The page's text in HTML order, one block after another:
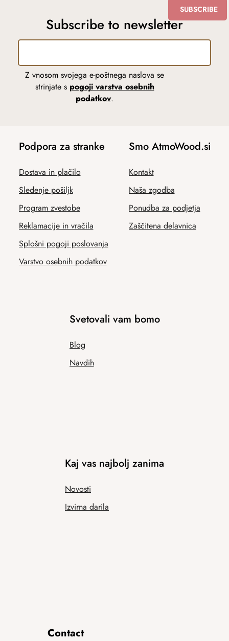
Subscribe to newsletter
Z vnosom svojega e-poštnega naslova se
strinjate s pogoji varstva osebnih
podatkov.
SUBSCRIBE
Podpora za stranke
Dostava in plačilo
Sledenje pošiljk
Program zvestobe
Reklamacije in vračila
Splošni pogoji poslovanja
Varstvo osebnih podatkov
Smo AtmoWood.si
Kontakt
Naša zgodba
Ponudba za podjetja
Zaščitena delavnica
Svetovali vam bomo
Blog
Navdih
Kaj vas najbolj zanima
Novosti
Izvirna darila
Contact